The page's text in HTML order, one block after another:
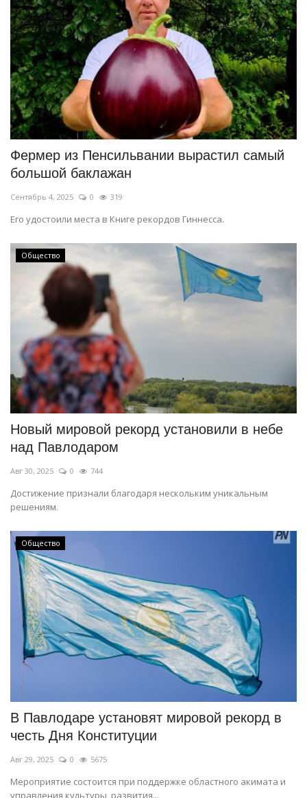
Фермер из Пенсильвании вырастил самый
большой баклажан
Сентябрь 4, 2025 0 319
Его удостоили места в Книге рекордов Гиннесса.
Общество
Новый мировой рекорд установили в небе
над Павлодаром
Авг 30, 2025 0 744
Достижение признали благодаря нескольким уникальным
решениям.
Общество
В Павлодаре установят мировой рекорд в
честь Дня Конституции
Авг 29, 2025 0 5675
Мероприятие состоится при поддержке областного акимата и
управления культуры, развития...